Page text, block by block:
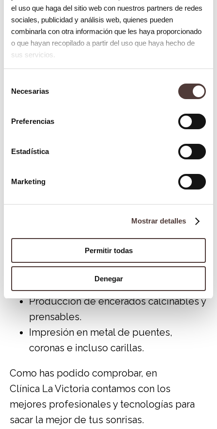
el uso que haga del sitio web con nuestros partners de redes
sociales, publicidad y análisis web, quienes pueden
combinarla con otra información que les haya proporcionado
o que hayan recopilado a partir del uso que haya hecho de
sus servicios.
Necesarias
Preferencias
Estadística
Marketing
Mostrar detalles
Permitir todas
Denegar
de aplicar.
Personalización. Nos adaptamos a las
necesidades de cada paciente.
odontología cuenta cada vez con más
algunos de los más extendidos en esta
Guías quirúrgicas biocompatibles.
Aplicaciones dentales parciales,
impresión directa en metal o marcos
encerados para fundición.
Superestructuras de implantes.
Modelos dentales en materiales de una
dureza característica.
Producción de encerados calcinables y
prensables.
Impresión en metal de puentes,
coronas e incluso carillas.
Como has podido comprobar, en
Clínica La Victoria contamos con los
mejores profesionales y tecnologías para
sacar la mejor de tus sonrisas.